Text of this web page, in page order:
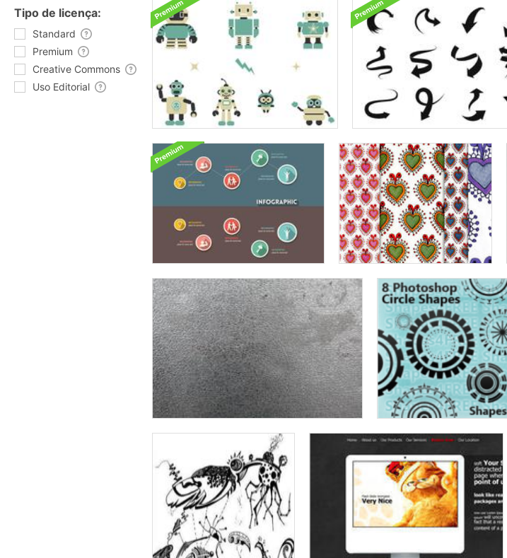
Tipo de licença:
Standard
Premium
Creative Commons
Uso Editorial